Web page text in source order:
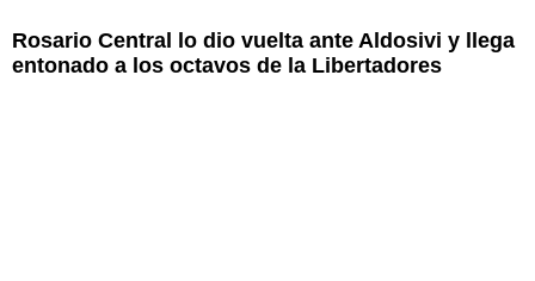
Rosario Central lo dio vuelta ante Aldosivi y llega
entonado a los octavos de la Libertadores